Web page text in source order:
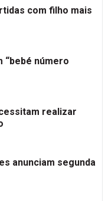
com filho mais
“bebé número
realizar
anunciam segunda